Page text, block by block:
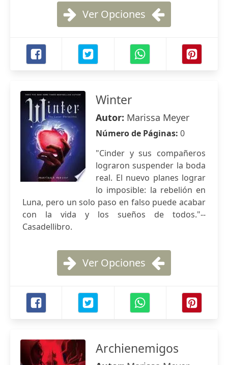
Ver Opciones
Winter
Autor: Marissa Meyer
Número de Páginas: 0
"Cinder y sus compañeros
lograron suspender la boda
real. El nuevo planes lograr
lo imposible: la rebelión en
Luna, pero un solo paso en falso puede acabar
con la vida y los sueños de todos."--
Casadellibro.
Ver Opciones
Archienemigos